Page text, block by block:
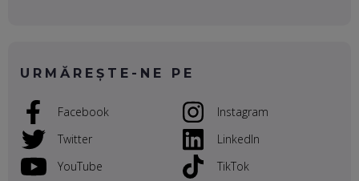
VOICU OPREAN (AROBS): CUM CONSTRUIEȘTI O COMPANIE
TA LOCALĂ - ȘI CE SĂ DAI ÎNAPOI
EP. 52
ROBERT GRAUR, FOMO: SPEAKERUL PE SCENĂ, INVITATUL
ÎN SALĂ, DAR ÎNVĂȚĂM UNII DE LA CEILALȚI. VIN JASON
DERULO, STEVEN BARTLETT ȘI ALȚI PESTE 60 DE
URMĂREȘTE-NE PE
Facebook
Twitter
YouTube
Instagram
LinkedIn
TikTok